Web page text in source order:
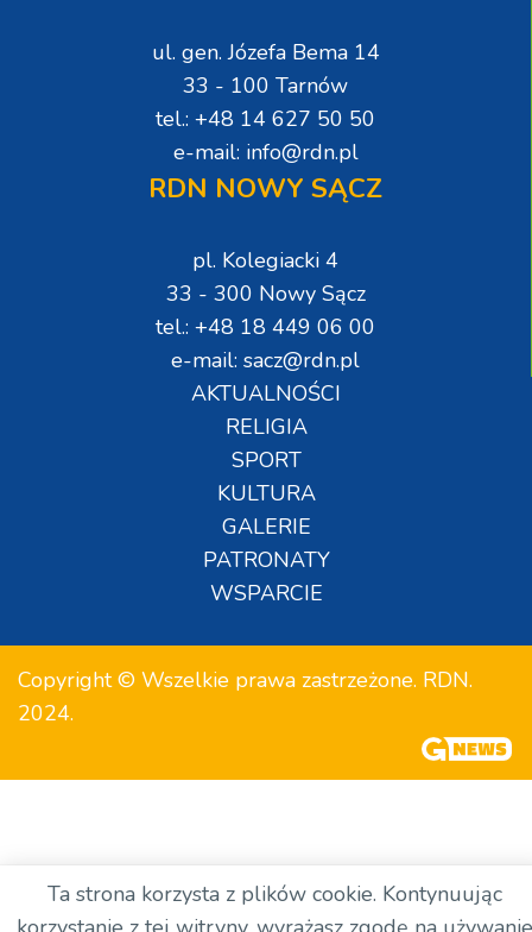
ul. gen. Józefa Bema 14
33 - 100 Tarnów
tel.: +48 14 627 50 50
e-mail: info@rdn.pl
RDN NOWY SĄCZ
pl. Kolegiacki 4
33 - 300 Nowy Sącz
tel.: +48 18 449 06 00
e-mail: sacz@rdn.pl
AKTUALNOŚCI
RELIGIA
SPORT
KULTURA
GALERIE
PATRONATY
WSPARCIE
Copyright © Wszelkie prawa zastrzeżone. RDN.
2024.
Ta strona korzysta z plików cookie. Kontynuując